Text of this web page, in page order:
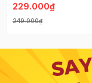
229.000₫
249.000₫